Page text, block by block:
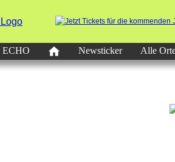
ECHO
Newsticker Alle